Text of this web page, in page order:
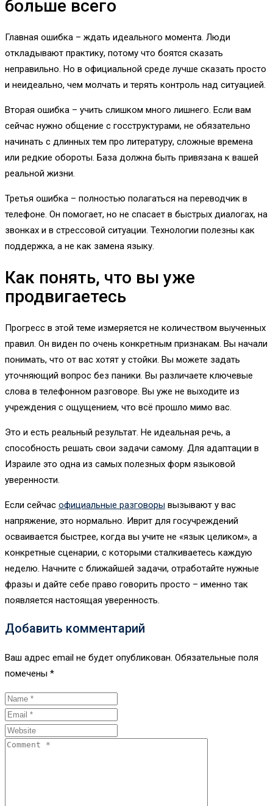
больше всего
Главная ошибка – ждать идеального момента. Люди
откладывают практику, потому что боятся сказать
неправильно. Но в официальной среде лучше сказать просто
и неидеально, чем молчать и терять контроль над ситуацией.
Вторая ошибка – учить слишком много лишнего. Если вам
сейчас нужно общение с госструктурами, не обязательно
начинать с длинных тем про литературу, сложные времена
или редкие обороты. База должна быть привязана к вашей
реальной жизни.
Третья ошибка – полностью полагаться на переводчик в
телефоне. Он помогает, но не спасает в быстрых диалогах, на
звонках и в стрессовой ситуации. Технологии полезны как
поддержка, а не как замена языку.
Как понять, что вы уже
продвигаетесь
Прогресс в этой теме измеряется не количеством выученных
правил. Он виден по очень конкретным признакам. Вы начали
понимать, что от вас хотят у стойки. Вы можете задать
уточняющий вопрос без паники. Вы различаете ключевые
слова в телефонном разговоре. Вы уже не выходите из
учреждения с ощущением, что всё прошло мимо вас.
Это и есть реальный результат. Не идеальная речь, а
способность решать свои задачи самому. Для адаптации в
Израиле это одна из самых полезных форм языковой
уверенности.
Если сейчас официальные разговоры вызывают у вас
напряжение, это нормально. Иврит для госучреждений
осваивается быстрее, когда вы учите не «язык целиком», а
конкретные сценарии, с которыми сталкиваетесь каждую
неделю. Начните с ближайшей задачи, отработайте нужные
фразы и дайте себе право говорить просто – именно так
появляется настоящая уверенность.
Добавить комментарий
Ваш адрес email не будет опубликован. Обязательные поля
помечены *